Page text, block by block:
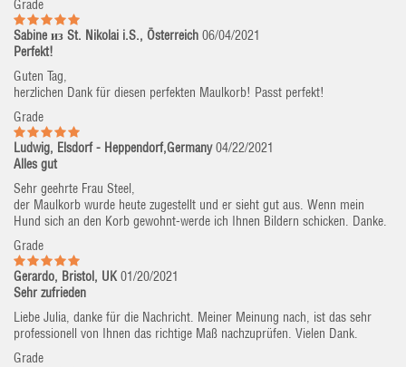
Grade
Sabine из St. Nikolai i.S., Österreich 06/04/2021
Perfekt!
Guten Tag,
herzlichen Dank für diesen perfekten Maulkorb! Passt perfekt!
Grade
Ludwig, Elsdorf - Heppendorf,Germany 04/22/2021
Alles gut
Sehr geehrte Frau Steel,
der Maulkorb wurde heute zugestellt und er sieht gut aus. Wenn mein
Hund sich an den Korb gewohnt-werde ich Ihnen Bildern schicken. Danke.
Grade
Gerardo, Bristol, UK 01/20/2021
Sehr zufrieden
Liebe Julia, danke für die Nachricht. Meiner Meinung nach, ist das sehr
professionell von Ihnen das richtige Maß nachzuprüfen. Vielen Dank.
Grade